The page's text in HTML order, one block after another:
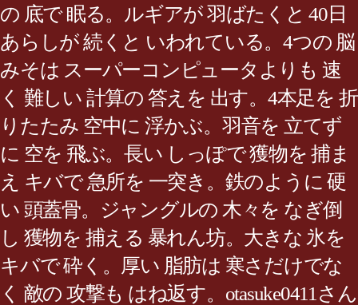
の 底で 眠る。ルギアが 羽ばたくと 40日
あらしが 続くと いわれている。4つの 脳
みそは スーパーコンピュータよりも 速
く 難しい 計算の 答えを 出す。4本足を 折
りたたみ 空中に 浮かぶ。羽音を 立てず
に 空を 飛ぶ。長い しっぽで 獲物を 捕ま
え キバで 急所を 一突き。鉄のように 硬
い 頭蓋骨。ジャングルの 木々を なぎ倒
し 獲物を 捕える 暴れん坊。大きな 氷を
キバで 砕く。厚い 脂肪は 寒さだけでな
く 敵の 攻撃も はね返す。otasuke0411さん